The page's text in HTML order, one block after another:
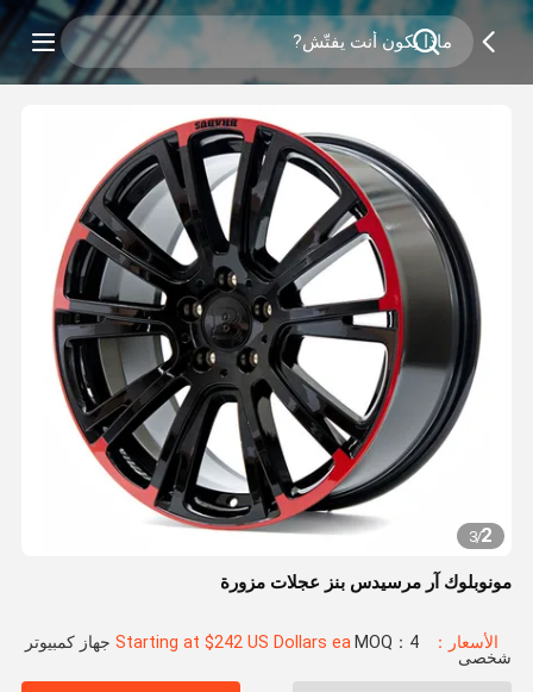
2
/
3
مونوبلوك آر مرسيدس بنز عجلات مزورة
الأسعار：Starting at $242 US Dollars ea MOQ：4 جهاز كمبيوتر
شخصى